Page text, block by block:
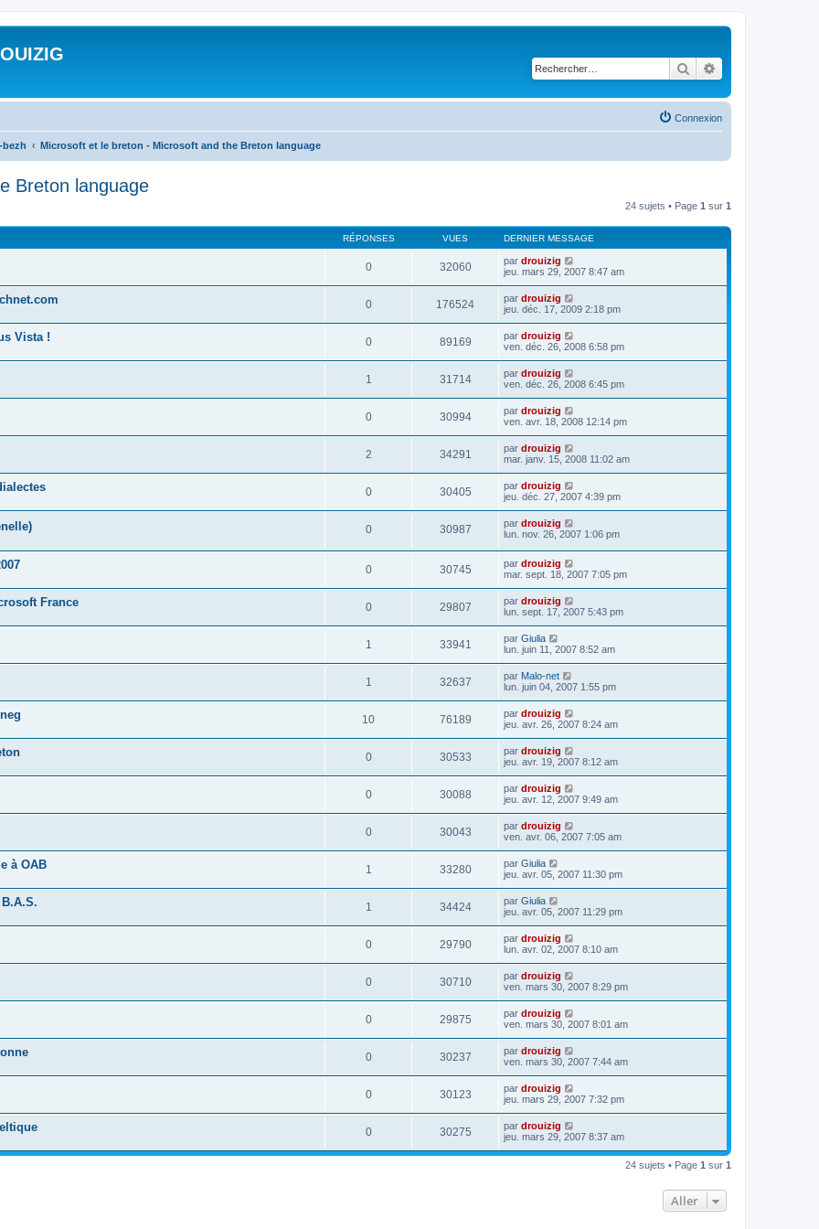
Rechercher
Connexion
bezh Microsoft et le breton - Microsoft and the Breton language
Breton language
24 sujets • Page 1 sur 1
RÉPONSES VUES DERNIER MESSAGE
0 32060 par drouizig
jeu. mars 29, 2007 8:47 am
0 176524 par drouizig
jeu. déc. 17, 2009 2:18 pm
Vista ! 0 89169 par drouizig
ven. déc. 26, 2008 6:58 pm
1 31714 par drouizig
ven. déc. 26, 2008 6:45 pm
0 30994 par drouizig
ven. avr. 18, 2008 12:14 pm
2 34291 par drouizig
mar. janv. 15, 2008 11:02 am
0 30405 par drouizig
jeu. déc. 27, 2007 4:39 pm
0 30987 par drouizig
lun. nov. 26, 2007 1:06 pm
0 30745 par drouizig
mar. sept. 18, 2007 7:05 pm
France 0 29807 par drouizig
lun. sept. 17, 2007 5:43 pm
1 33941 par Giulia
lun. juin 11, 2007 8:52 am
1 32637 par Malo-net
lun. juin 04, 2007 1:55 pm
10 76189 par drouizig
jeu. avr. 26, 2007 8:24 am
0 30533 par drouizig
jeu. avr. 19, 2007 8:12 am
0 30088 par drouizig
jeu. avr. 12, 2007 9:49 am
0 30043 par drouizig
ven. avr. 06, 2007 7:05 am
à OAB 1 33280 par Giulia
jeu. avr. 05, 2007 11:30 pm
1 34424 par Giulia
jeu. avr. 05, 2007 11:29 pm
0 29790 par drouizig
lun. avr. 02, 2007 8:10 am
0 30710 par drouizig
ven. mars 30, 2007 8:29 pm
0 29875 par drouizig
ven. mars 30, 2007 8:01 am
0 30237 par drouizig
ven. mars 30, 2007 7:44 am
0 30123 par drouizig
jeu. mars 29, 2007 7:32 pm
0 30275 par drouizig
jeu. mars 29, 2007 8:37 am
24 sujets • Page 1 sur 1
Aller